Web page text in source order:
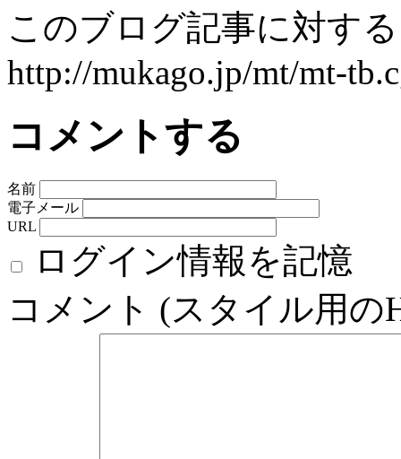
このブログ記事に対す
http://mukago.jp/mt/mt-
コメントする
名前
電子メール
URL
ログイン情報を記憶
コメント (スタイル用